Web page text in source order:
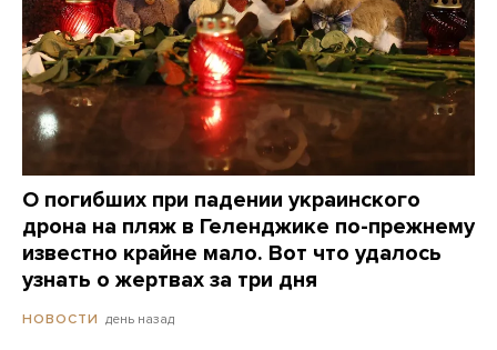
О погибших при падении украинского
дрона на пляж в Геленджике по-прежнему
известно крайне мало. Вот что удалось
узнать о жертвах за три дня
НОВОСТИ день назад